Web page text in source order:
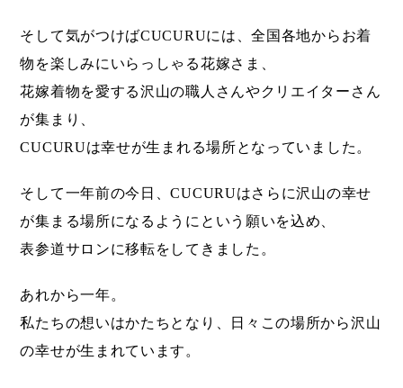
そして気がつけばCUCURUには、全国各地からお着
物を楽しみにいらっしゃる花嫁さま、
花嫁着物を愛する沢山の職人さんやクリエイターさん
が集まり、
CUCURUは幸せが生まれる場所となっていました。
そして一年前の今日、CUCURUはさらに沢山の幸せ
が集まる場所になるようにという願いを込め、
表参道サロンに移転をしてきました。
あれから一年。
私たちの想いはかたちとなり、日々この場所から沢山
の幸せが生まれています。